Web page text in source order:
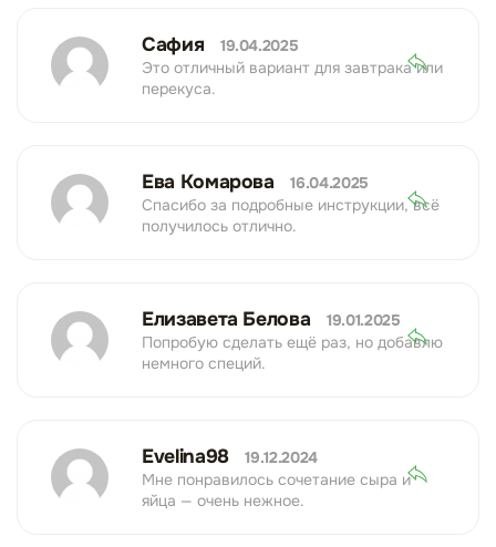
Сафия
19.04.2025
Это отличный вариант для завтрака или
перекуса.
Ева Комарова
16.04.2025
Спасибо за подробные инструкции, всё
получилось отлично.
Елизавета Белова
19.01.2025
Попробую сделать ещё раз, но добавлю
немного специй.
Evelina98
19.12.2024
Мне понравилось сочетание сыра и
яйца — очень нежное.